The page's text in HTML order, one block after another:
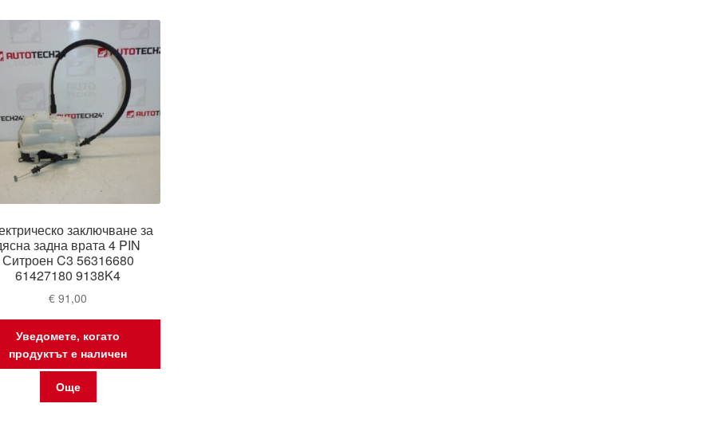
заключване за
задна врата 4 PIN
Ситроен C3 56316680
61427180 9138K4
€ 91,00
Уведомете, когато
продуктът е наличен
Още